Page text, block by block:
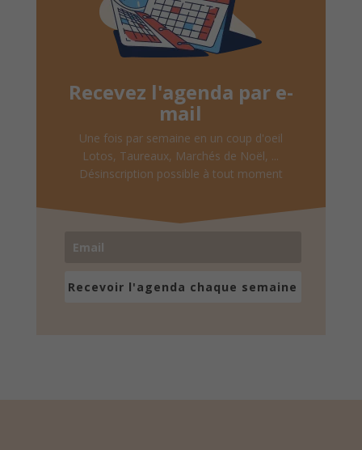
Recevez l'agenda par e-
mail
Une fois par semaine en un coup d'oeil
Lotos, Taureaux, Marchés de Noël, ...
Désinscription possible à tout moment
Recevoir l'agenda chaque semaine